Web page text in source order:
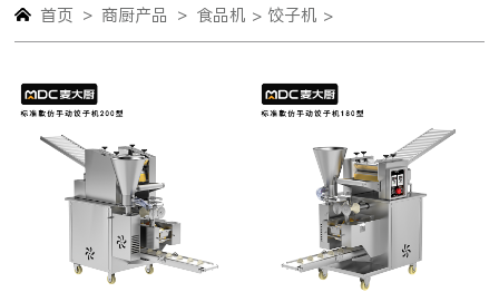
首页 > 商厨产品 > 食品机 > 饺子机 >